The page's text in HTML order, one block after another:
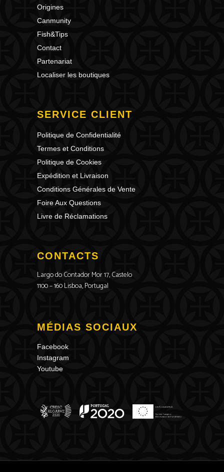
Origines
Canmunity
Fish&Tips
Contact
Partenariat
Localiser les boutiques
SERVICE CLIENT
Politique de Confidentialité
Termes et Conditions
Politique de Cookies
Expédition et Livraison
Conditions Générales de Vente
Foire Aux Questions
Livre de Réclamations
CONTACTS
Largo do Contador Mor 17, Castelo
1100 – 160 Lisboa, Portugal
MÉDIAS SOCIAUX
Facebook
Instagram
Youtube